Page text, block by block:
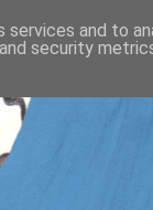
and to
security